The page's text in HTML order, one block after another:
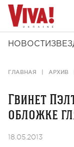
НОВОСТИ
ГЛАВНАЯ АРХИВ
Гвинет
обложке
18.05.2013